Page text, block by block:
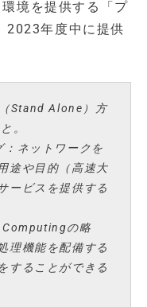
境を提供する「プ
2023年度中に提供
Stand Alone）方
。
ネットワークを
途や目的（高速大
ービスを提供する
の略
理機能を配備する
することができる